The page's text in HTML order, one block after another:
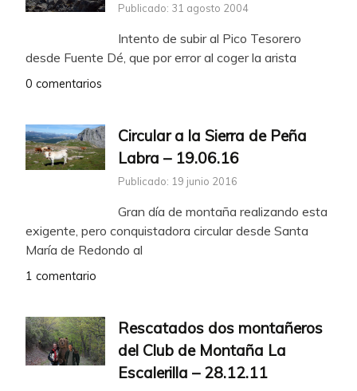
Publicado: 31 agosto 2004
Intento de subir al Pico Tesorero
desde Fuente Dé, que por error al coger la arista
0 comentarios
Circular a la Sierra de Peña
Labra – 19.06.16
Publicado: 19 junio 2016
Gran día de montaña realizando esta
exigente, pero conquistadora circular desde Santa
María de Redondo al
1 comentario
Rescatados dos montañeros
del Club de Montaña La
Escalerilla – 28.12.11